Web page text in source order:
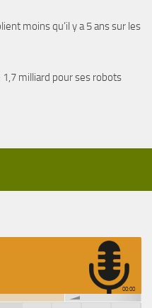
moins qu’il y a 5 ans sur les
1,7 milliard pour ses robots
00:00